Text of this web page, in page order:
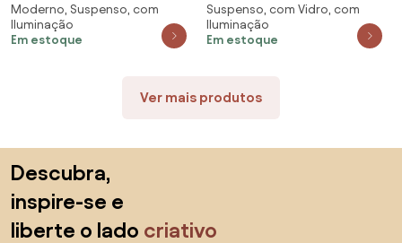
200cm Ágata Reali/Imbuia -
Vizzato - Preto
Moderno, Suspenso, com
Iluminação
Em estoque
180cm Ametista Imbuia/Bege -
Vizzato - Marrom
Suspenso, com Vidro, com
Iluminação
Em estoque
Ver mais produtos
Descubra,
inspire-se e
liberte o lado criativo